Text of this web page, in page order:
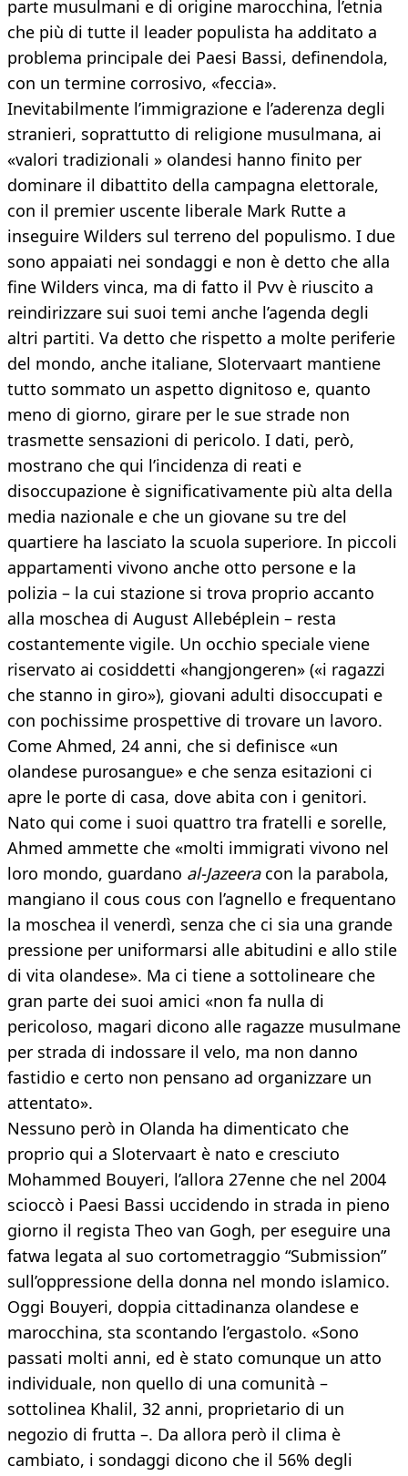
parte musulmani e di origine marocchina, l’etnia
che più di tutte il leader populista ha additato a
problema principale dei Paesi Bassi, definendola,
con un termine corrosivo, «feccia».
Inevitabilmente l’immigrazione e l’aderenza degli
stranieri, soprattutto di religione musulmana, ai
«valori tradizionali » olandesi hanno finito per
dominare il dibattito della campagna elettorale,
con il premier uscente liberale Mark Rutte a
inseguire Wilders sul terreno del populismo. I due
sono appaiati nei sondaggi e non è detto che alla
fine Wilders vinca, ma di fatto il Pvv è riuscito a
reindirizzare sui suoi temi anche l’agenda degli
altri partiti. Va detto che rispetto a molte periferie
del mondo, anche italiane, Slotervaart mantiene
tutto sommato un aspetto dignitoso e, quanto
meno di giorno, girare per le sue strade non
trasmette sensazioni di pericolo. I dati, però,
mostrano che qui l’incidenza di reati e
disoccupazione è significativamente più alta della
media nazionale e che un giovane su tre del
quartiere ha lasciato la scuola superiore. In piccoli
appartamenti vivono anche otto persone e la
polizia – la cui stazione si trova proprio accanto
alla moschea di August Allebéplein – resta
costantemente vigile. Un occhio speciale viene
riservato ai cosiddetti «hangjongeren» («i ragazzi
che stanno in giro»), giovani adulti disoccupati e
con pochissime prospettive di trovare un lavoro.
Come Ahmed, 24 anni, che si definisce «un
olandese purosangue» e che senza esitazioni ci
apre le porte di casa, dove abita con i genitori.
Nato qui come i suoi quattro tra fratelli e sorelle,
Ahmed ammette che «molti immigrati vivono nel
loro mondo, guardano al-Jazeeracon la parabola,
mangiano il cous cous con l’agnello e frequentano
la moschea il venerdì, senza che ci sia una grande
pressione per uniformarsi alle abitudini e allo stile
di vita olandese». Ma ci tiene a sottolineare che
gran parte dei suoi amici «non fa nulla di
pericoloso, magari dicono alle ragazze musulmane
per strada di indossare il velo, ma non danno
fastidio e certo non pensano ad organizzare un
attentato».
Nessuno però in Olanda ha dimenticato che
proprio qui a Slotervaart è nato e cresciuto
Mohammed Bouyeri, l’allora 27enne che nel 2004
scioccò i Paesi Bassi uccidendo in strada in pieno
giorno il regista Theo van Gogh, per eseguire una
fatwa legata al suo cortometraggio “Submission”
sull’oppressione della donna nel mondo islamico.
Oggi Bouyeri, doppia cittadinanza olandese e
marocchina, sta scontando l’ergastolo. «Sono
passati molti anni, ed è stato comunque un atto
individuale, non quello di una comunità –
sottolinea Khalil, 32 anni, proprietario di un
negozio di frutta –. Da allora però il clima è
cambiato, i sondaggi dicono che il 56% degli